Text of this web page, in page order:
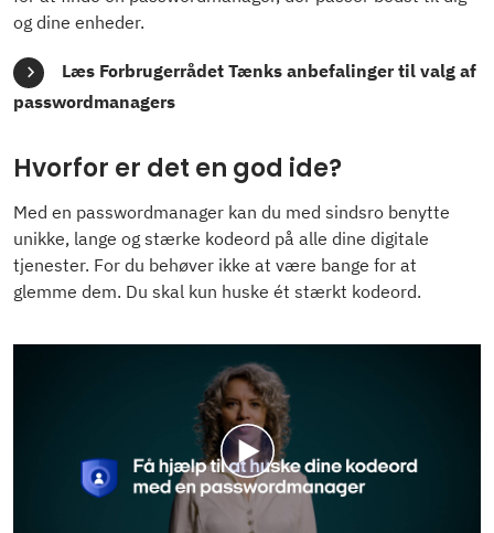
og dine enheder.
Læs Forbrugerrådet Tænks anbefalinger til valg af
passwordmanagers
Hvorfor er det en god ide?
Med en passwordmanager kan du med sindsro benytte
unikke, lange og stærke kodeord på alle dine digitale
tjenester. For du behøver ikke at være bange for at
glemme dem. Du skal kun huske ét stærkt kodeord.